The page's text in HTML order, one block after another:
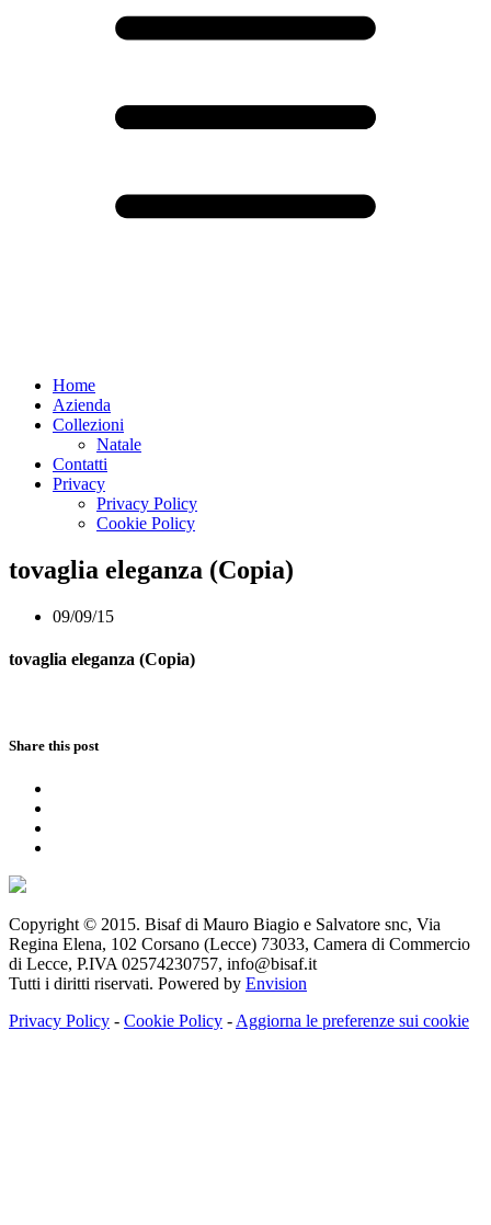
Home
Azienda
Collezioni
Natale
Contatti
Privacy
Privacy Policy
Cookie Policy
tovaglia eleganza (Copia)
09/09/15
tovaglia eleganza (Copia)
Share this post
Copyright © 2015. Bisaf di Mauro Biagio e Salvatore snc, Via
Regina Elena, 102 Corsano (Lecce) 73033, Camera di Commercio
di Lecce, P.IVA 02574230757, info@bisaf.it
Tutti i diritti riservati. Powered by Envision
Privacy Policy - Cookie Policy - Aggiorna le preferenze sui cookie